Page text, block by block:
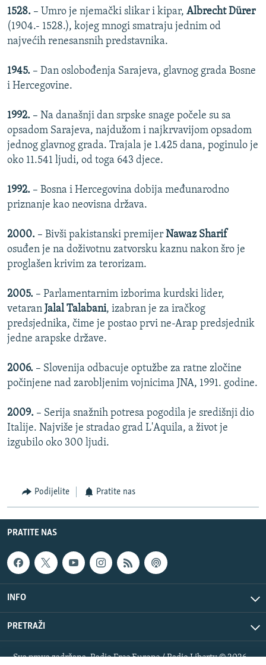
TV LIBERTY
POST SCRIPTUM
TRI DECENIJE OD RATA U BIH
SVE KARTE DEJTONA
NASTANAK I RASPAD JUGOSLAVIJE
Sve RFE/RL stranice
1528. – Umro je njemački slikar i kipar, Albrecht Dürer
(1904.- 1528.), kojeg mnogi smatraju jednim od
najvećih renesansnih predstavnika.
1945. – Dan oslobođenja Sarajeva, glavnog grada Bosne
i Hercegovine.
1992. – Na današnji dan srpske snage počele su sa
opsadom Sarajeva, najdužom i najkrvavijom opsadom
jednog glavnog grada. Trajala je 1.425 dana, poginulo je
oko 11.541 ljudi, od toga 643 djece.
1992. – Bosna i Hercegovina dobija međunarodno
priznanje kao neovisna država.
2000. – Bivši pakistanski premijer Nawaz Sharif
osuđen je na doživotnu zatvorsku kaznu nakon šro je
proglašen krivim za terorizam.
2005. – Parlamentarnim izborima kurdski lider,
vetaran Jalal Talabani, izabran je za iračkog
predsjednika, čime je postao prvi ne-Arap predsjednik
jedne arapske države.
2006. – Slovenija odbacuje optužbe za ratne zločine
počinjene nad zarobljenim vojnicima JNA, 1991. godine.
2009. – Serija snažnih potresa pogodila je središnji dio
Italije. Najviše je stradao grad L'Aquila, a život je
izgubilo oko 300 ljudi.
Podijelite Pratite nas
PRATITE NAS
INFO
PRETRAŽI
Sva prava zadržana. Radio Free Europe / Radio Liberty © 2026